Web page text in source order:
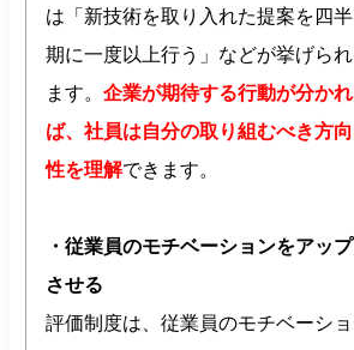
は「新技術を取り入れた提案を四半
期に一度以上行う」などが挙げられ
ます。 企業が期待する行動が分かれ
ば、社員は自分の取り組むべき方向
性を理解できます。
・従業員のモチベーションをアップ
させる
評価制度は、従業員のモチベーショ